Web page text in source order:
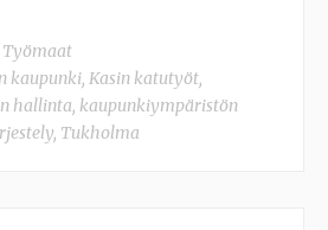
Työmaat
kaupunki, Kasin katutyöt,
hallinta, kaupunkiympäristön
, Tukholma